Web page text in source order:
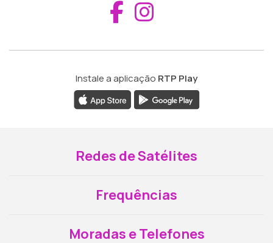
Aceder ao
Instale a aplicação RTP Play
Redes de Satélites
Frequências
Moradas e Telefones